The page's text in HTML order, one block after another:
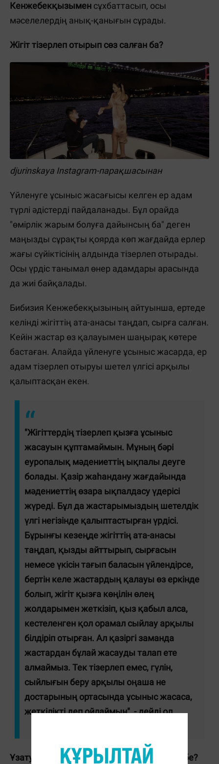
Кенжебекқызымен сұхбаттасып, осы
мәселелердің анық-қанығын сұрады.
Жігіт тізерлеп отырып сөз салған ба?
djurinskaya Instagram-парақшасынан
Үйленуге ұсыныс жасағысы келген ер адам
түрлі әдістерді пайдаланады. Бұл орайда
"өмірлік жарым болуға дайынсың ба" деген
маңызды сұрақты қоярда көп жағдайда ерлер
жағы сүйіктісінің алдында тізерлеп отырады.
Осы үрдіс танымал өнер адамдары арасында
да жиі байқалады.
Бибизия Кенжебекқызының айтуынша, ертеде
келінді жігіттің ата-анасы таңдап, сырға салған.
Кейін жастар өз қалауымен шаңырақ көтере
бастаған. Алайда үйленуге ұсыныс жасарда, ер
адам тізерлеп отыруы шетел үлгісі арқылы
қалыптасқан екен.
"Жігіттердің тізерлеп қызға ұсыныс
жасауын құптамаймын. Мұның бәрі
еуропалық мәдениеттің ықпалы деуге
болады. Қазір жаһандану жағдайында
мәдениеттің өзара ықпалдасу үдерісі
жүреді. Бұл да жастарымыздың шетелдік
үлгі негізінде қалыптастырған үрдісі.
Бұрынғы кезеңде жігіттің ата-анасы
таңдап, қызды айттырып, сырғасын
немесе үкісін тағып баласын үйлендірсе,
бертін келе жастардың қалауы өз еркінде
болып, жігіт қызға көңілін өлең
жолдарымен жеткізіп, қыз қабыл алса,
кестеленген қол орамал сыйлау арқылы
білдіріп отырған. Ал қазіргі заманда
жастардан бұлай жасауды талап ете
алмаймыз. Тек тізерлеп емес, гүлін,
сыйлығын беру арқылы оңаша не
достарының ортасында ұсыныс жасаса,
жеткілікті деп ойлаймын", - дейді ол.
Ұзатуда жігіт қызды көтеріп алып кеткен бе?